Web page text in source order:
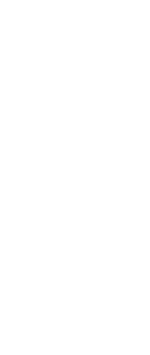
层1207房